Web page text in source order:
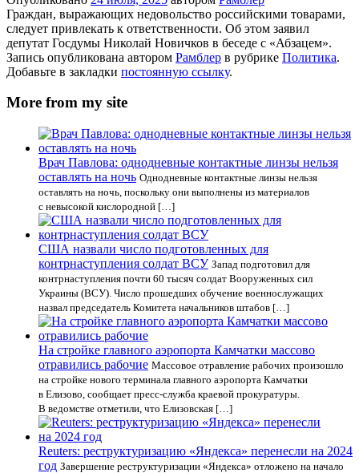
Граждан, выражающих недовольство российскими товарами,
следует привлекать к ответственности. Об этом заявил
депутат Госдумы Николай Новичков в беседе с «Абзацем».
Запись опубликована автором Рамблер в рубрике Политика.
Добавьте в закладки постоянную ссылку.
More from my site
Врач Павлова: однодневные контактные линзы нельзя
оставлять на ночь Однодневные контактные линзы нельзя
оставлять на ночь, поскольку они выполнены из материалов
с невысокой кислородной […]
США назвали число подготовленных для
контрнаступления солдат ВСУ Запад подготовил для
контрнаступления почти 60 тысяч солдат Вооруженных сил
Украины (ВСУ). Число прошедших обучение военнослужащих
назвал председатель Комитета начальников штабов […]
На стройке главного аэропорта Камчатки массово
отравились рабочие Массовое отравление рабочих произошло
на стройке нового терминала главного аэропорта Камчатки
в Елизово, сообщает пресс-служба краевой прокуратуры.
В ведомстве отметили, что Елизовская […]
Reuters: реструктуризацию «Яндекса» перенесли на 2024
год Завершение реструктуризации «Яндекса» отложено на начало